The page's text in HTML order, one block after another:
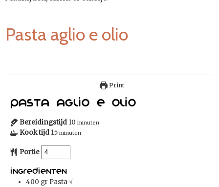
Pasta aglio e olio
Print
Pasta aglio e olio
Bereidingstijd 10 minuten
Kook tijd 15 minuten
Portie
Ingredienten
400 gr Pasta√